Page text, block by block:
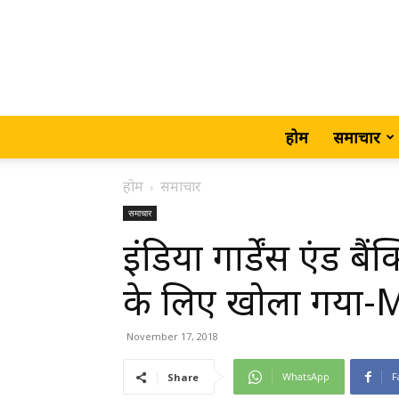
होम समाचार
होम समाचार
समाचार
इंडिया गार्डेंस एंड
के लिए खोला गया-
November 17, 2018
Share WhatsApp